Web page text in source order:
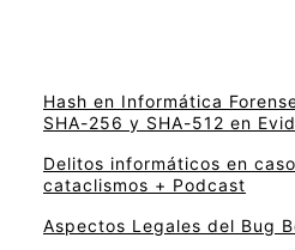
Hash en Informática
SHA-256 y SHA-512 en
Delitos informáticos en
cataclismos + Podcast
Aspectos Legales del Bug